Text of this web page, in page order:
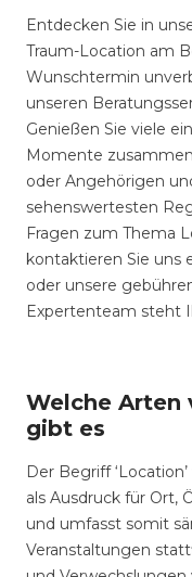
Entdecken Sie in
Traum-Location am
Wunschtermin
unseren
Genießen Sie viele
Momente
oder Angehörigen
sehenswertesten
Fragen zum Thema
kontaktieren Sie uns
oder unsere
Expertenteam steht
Welche Arten
gibt es
Der Begriff
als Ausdruck für Ort,
und umfasst somit
Veranstaltungen